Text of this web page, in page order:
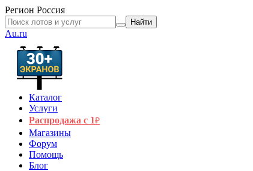
Регион Россия
Найти
Au.ru
Каталог
Услуги
Распродажа с 1₽
Магазины
Форум
Помощь
Блог